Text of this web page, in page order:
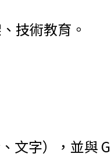
技術教育。
文字），並與